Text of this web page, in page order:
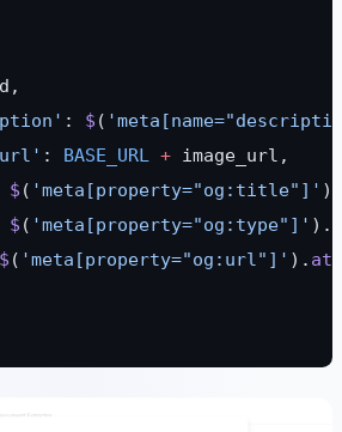
: $ (
: BASE_URL + image_url,
$ ( 'meta[property="og:title"]' ).
$ ( 'meta[property="og:type"]' ).
$ ( 'meta[property="og:url"]' ).